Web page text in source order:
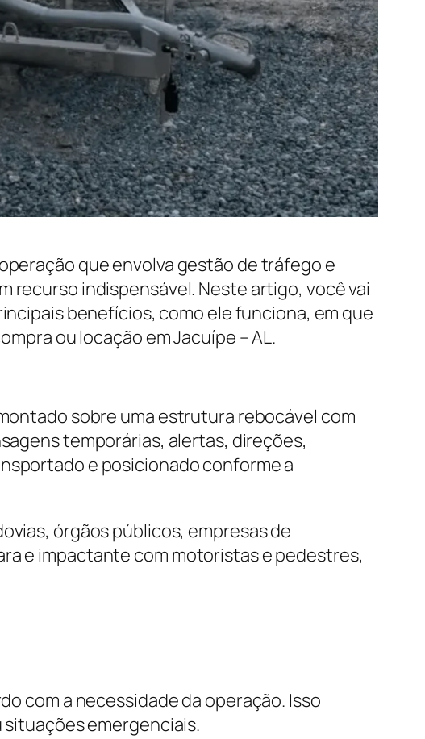
que envolva gestão de tráfego e
recurso indispensável. Neste artigo, você vai
benefícios, como ele funciona, em que
ou locação em Jacuípe – AL.
sobre uma estrutura rebocável com
temporárias, alertas, direções,
e posicionado conforme a
órgãos públicos, empresas de
e impactante com motoristas e pedestres,
com a necessidade da operação. Isso
emergenciais.